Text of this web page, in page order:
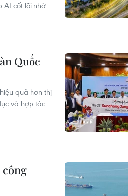
AI cốt lõi nhờ
Quốc
quả hơn thị
và hợp tác
công